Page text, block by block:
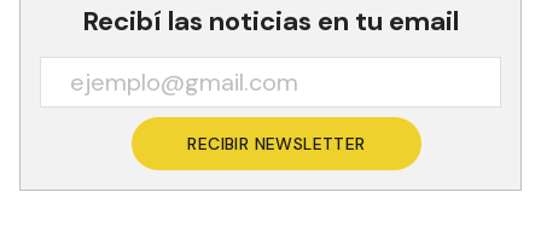
Recibí las noticias en tu email
RECIBIR NEWSLETTER